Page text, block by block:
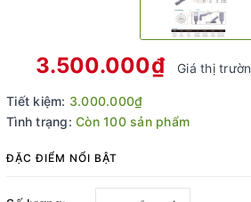
3.500.000₫ Giá thị
Tiết kiệm: 3.000.000₫
Tình trạng: Còn 100 sản phẩm
ĐẶC ĐIỂM NỔI BẬT